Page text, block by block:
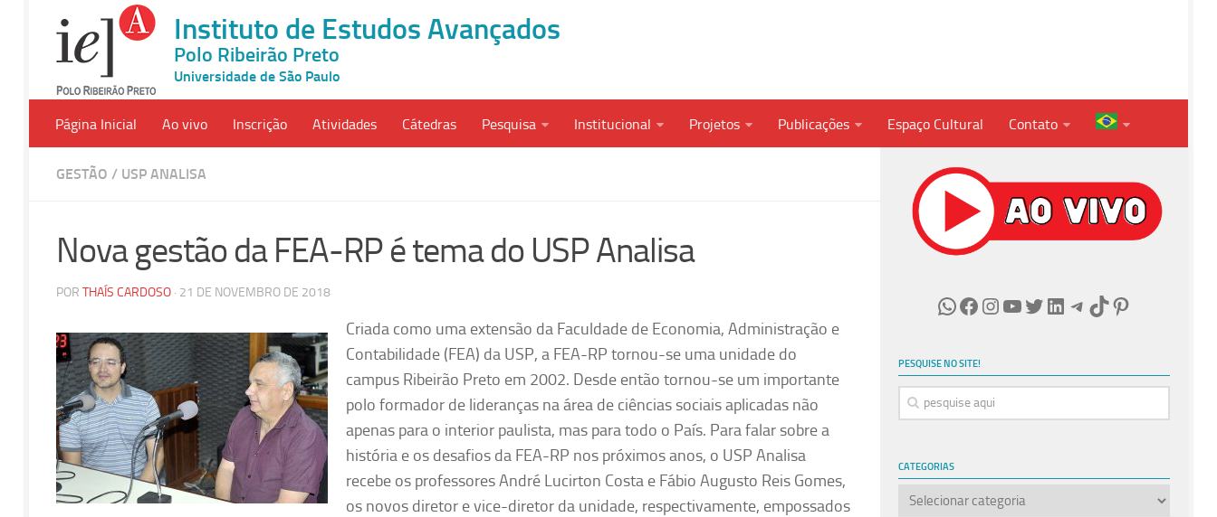
Instituto de Estudos Avançados
Polo Ribeirão Preto
Universidade de São Paulo
Página Inicial Ao vivo Inscrição Atividades Cátedras Pesquisa Institucional Projetos Publicações Espaço Cultural Contato
GESTÃO / USP ANALISA
Nova gestão da FEA-RP é tema do USP Analisa
POR THAÍS CARDOSO · 21 DE NOVEMBRO DE 2018
Criada como uma extensão da Faculdade de Economia, Administração e
Contabilidade (FEA) da USP, a FEA-RP tornou-se uma unidade do
campus Ribeirão Preto em 2002. Desde então tornou-se um importante
polo formador de lideranças na área de ciências sociais aplicadas não
apenas para o interior paulista, mas para todo o País. Para falar sobre a
história e os desafios da FEA-RP nos próximos anos, o USP Analisa
recebe os professores André Lucirton Costa e Fábio Augusto Reis Gomes,
os novos diretor e vice-diretor da unidade, respectivamente, empossados
WhatsApp
Facebook
Instagram
Youtube
Twitter
LinkedIn
Telegram
TikTokPinterest
PESQUISE NO SITE!
CATEGORIAS
Categorias